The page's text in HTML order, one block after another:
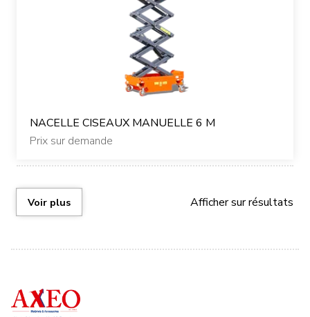
NACELLE CISEAUX MANUELLE 6 M
Prix sur demande
Affichersurrésultats
Voir plus